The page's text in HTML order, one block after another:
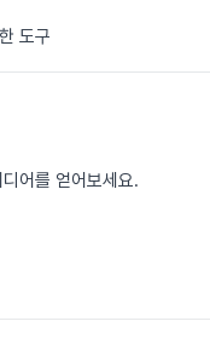
도구
어를 얻어보세요.